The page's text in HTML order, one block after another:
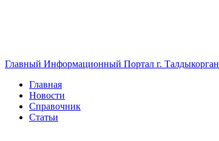
Главный Информационный Портал г. Талдыкорган
Главная
Новости
Справочник
Статьи